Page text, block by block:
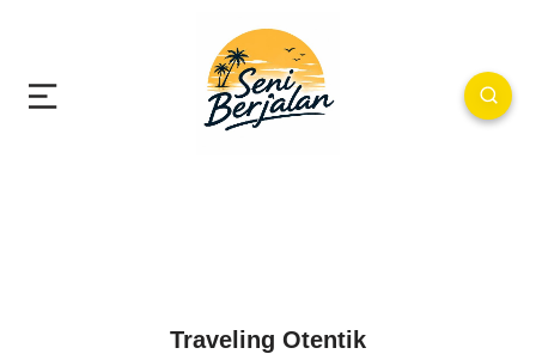
Traveling Otentik